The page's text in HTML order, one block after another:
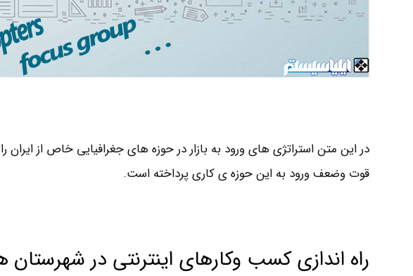
در این متن استراتژی های ورود به بازار در حوزه های جغرافیایی خاص از ایران
قوت وضعف ورود به این حوزه ی کاری پرداخته است.
راه اندازی کسب وکارهای اینترنتی در